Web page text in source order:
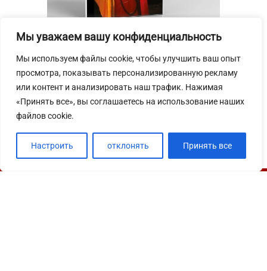
Мы уважаем вашу конфиденциальность
Мы используем файлы cookie, чтобы улучшить ваш опыт
просмотра, показывать персонализированную рекламу
или контент и анализировать наш трафик. Нажимая
«Принять все», вы соглашаетесь на использование наших
файлов cookie.
Настроить отклонять Принять все
Электронная книга "Шаолинь в моем
сердце"
800₽